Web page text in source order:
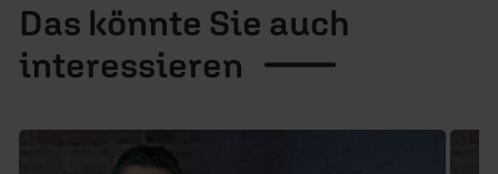
Das könnte Sie auch
interessieren